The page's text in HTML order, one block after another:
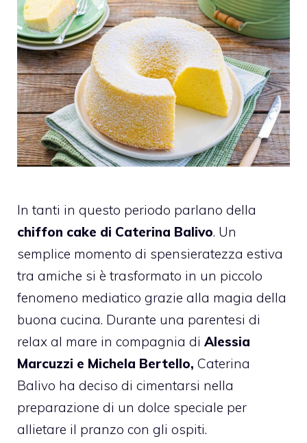
In tanti in questo periodo parlano della
chiffon cake di Caterina Balivo. Un
semplice momento di spensieratezza estiva
tra amiche si è trasformato in un piccolo
fenomeno mediatico grazie alla magia della
buona cucina. Durante una parentesi di
relax al mare in compagnia di Alessia
Marcuzzi e Michela Bertello, Caterina
Balivo ha deciso di cimentarsi nella
preparazione di un dolce speciale per
allietare il pranzo con gli ospiti.